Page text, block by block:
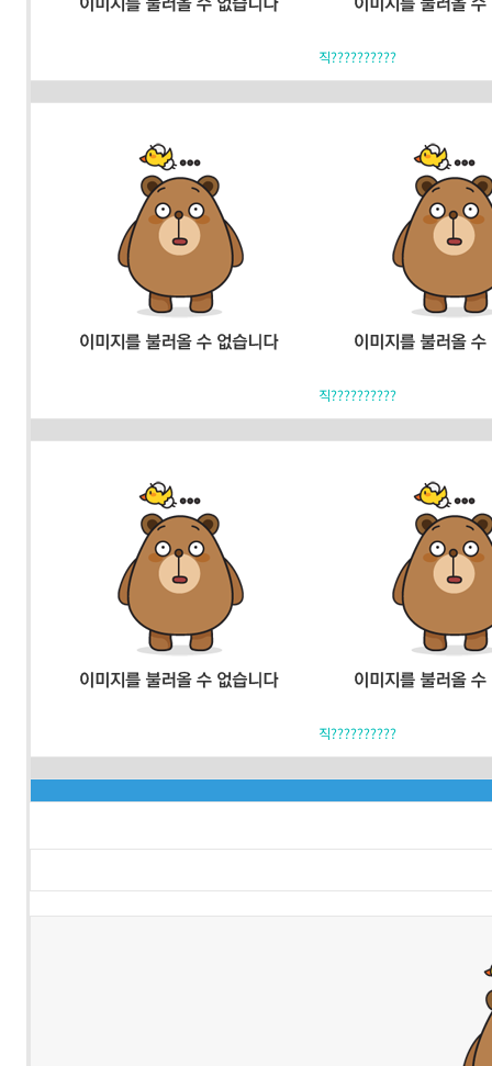
직??????????
직??????????
직??????????